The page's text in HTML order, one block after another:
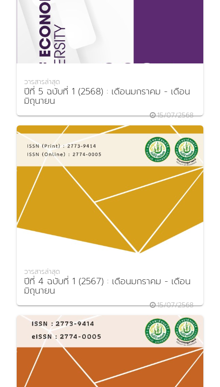
วารสารล่าสุด
ปีที่ 5 ฉบับที่ 1 (2568) : เดือนมกราคม - เดือน
มิถุนายน
15/07/2568
วารสารล่าสุด
ปีที่ 4 ฉบับที่ 1 (2567) : เดือนมกราคม - เดือน
มิถุนายน
15/07/2568